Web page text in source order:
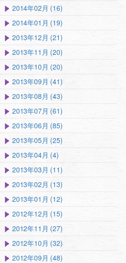
2014年02月 (16)
2014年01月 (19)
2013年12月 (21)
2013年11月 (20)
2013年10月 (20)
2013年09月 (41)
2013年08月 (43)
2013年07月 (61)
2013年06月 (85)
2013年05月 (25)
2013年04月 (4)
2013年03月 (11)
2013年02月 (13)
2013年01月 (12)
2012年12月 (15)
2012年11月 (27)
2012年10月 (32)
2012年09月 (48)